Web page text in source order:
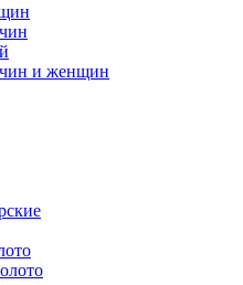
и женщин